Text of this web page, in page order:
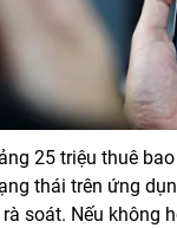
25 triệu thuê
thái trên ứng
soát. Nếu không